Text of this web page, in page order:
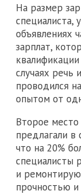
На размер
специалиста,
объявлениях
зарплат,
случаях речь
проводился
опытом от
Второе
предлагали
что на 20%
специалисты
и
прочностью